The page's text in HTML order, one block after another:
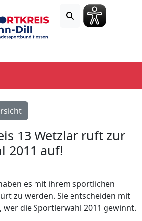
13 Wetzlar ruft zur
2011 auf!
es mit ihrem sportlichen
zu werden. Sie entscheiden mit
wer die Sportlerwahl 2011 gewinnt.